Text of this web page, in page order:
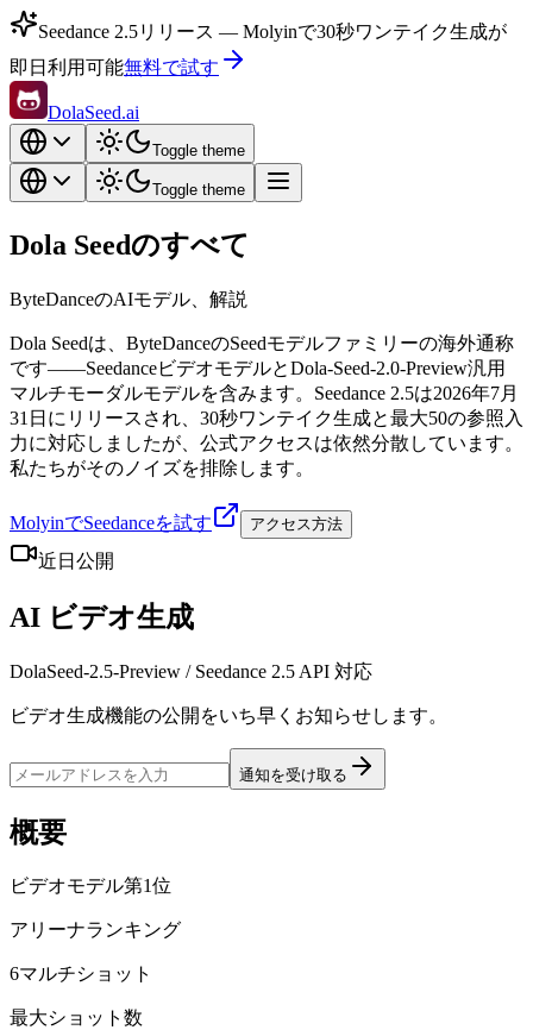
Seedance 2.5リリース — Molyinで30秒ワンテイク生成が
即日利用可能無料で試す
DolaSeed.ai
Toggle theme
Toggle theme
Dola Seedのすべて
ByteDanceのAIモデル、解説
Dola Seedは、ByteDanceのSeedモデルファミリーの海外通称
です——SeedanceビデオモデルとDola-Seed-2.0-Preview汎用
マルチモーダルモデルを含みます。Seedance 2.5は2026年7月
31日にリリースされ、30秒ワンテイク生成と最大50の参照入
力に対応しましたが、公式アクセスは依然分散しています。
私たちがそのノイズを排除します。
MolyinでSeedanceを試す アクセス方法
近日公開
AI ビデオ生成
DolaSeed-2.5-Preview / Seedance 2.5 API 対応
ビデオ生成機能の公開をいち早くお知らせします。
通知を受け取る
概要
ビデオモデル第1位
アリーナランキング
6マルチショット
最大ショット数